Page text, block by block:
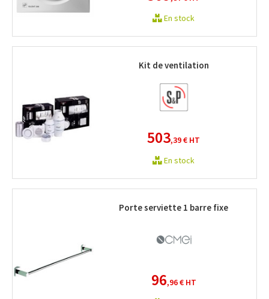
En stock
Kit de ventilation
503,39 € HT
En stock
Porte serviette 1 barre fixe
96,96 €HT